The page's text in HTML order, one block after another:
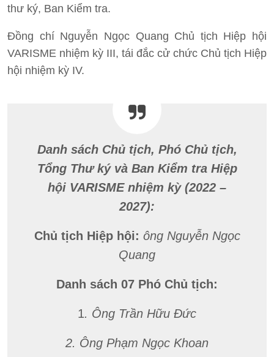
thư ký, Ban Kiểm tra.
Đồng chí Nguyễn Ngọc Quang Chủ tịch Hiệp hội
VARISME nhiệm kỳ III, tái đắc cử chức Chủ tịch Hiệp
hội nhiệm kỳ IV.
Danh sách Chủ tịch, Phó Chủ tịch,
Tổng Thư ký và Ban Kiểm tra Hiệp
hội VARISME nhiệm kỳ (2022 –
2027):
Chủ tịch Hiệp hội: ông Nguyễn Ngọc
Quang
Danh sách 07 Phó Chủ tịch:
1. Ông Trần Hữu Đức
2. Ông Phạm Ngọc Khoan